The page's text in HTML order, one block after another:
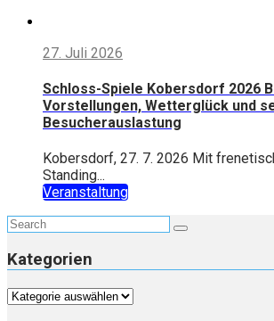
27. Juli 2026
Schloss-Spiele Kobersdorf 2026
Vorstellungen, Wetterglück und
Besucherauslastung
Kobersdorf, 27. 7. 2026 Mit
Standing...
Veranstaltung
Kategorien
Kategorien